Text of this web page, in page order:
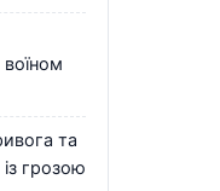
та
грозою